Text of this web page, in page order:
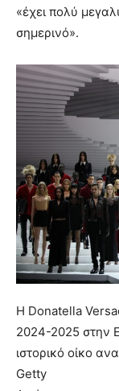
«έχει πολύ
σημερινό».
H Donatella
2024-2025 στην
ιστορικό οίκο
Getty